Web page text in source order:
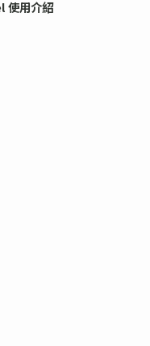
使用介紹